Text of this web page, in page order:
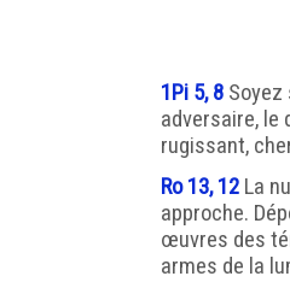
1Pi 5, 8 Soyez
adversaire, le
rugissant,
Ro 13, 12 La
approche.
œuvres des
armes de la